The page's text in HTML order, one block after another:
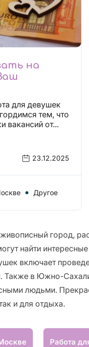
на
для девушек
тем, что
вакансий от...
23.12.2025
Другое
город,
найти
включает
Также в Южно-
людьми.
и для отдыха.
Работа